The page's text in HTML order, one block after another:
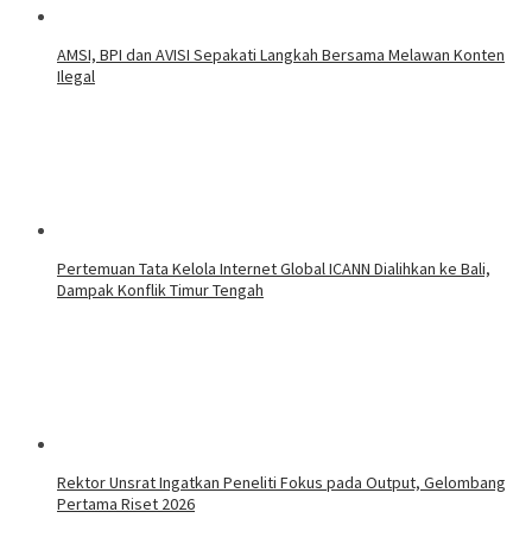
AMSI, BPI dan AVISI Sepakati Langkah Bersama Melawan Konten
Ilegal
Pertemuan Tata Kelola Internet Global ICANN Dialihkan ke Bali,
Dampak Konflik Timur Tengah
Rektor Unsrat Ingatkan Peneliti Fokus pada Output, Gelombang
Pertama Riset 2026